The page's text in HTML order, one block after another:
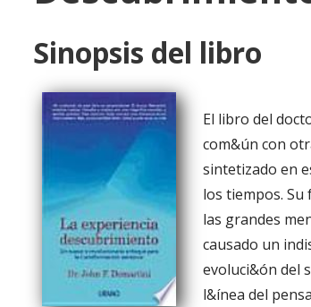
Sinopsis del libro
El libro del
com&ún con
sintetizado en
los tiempos.
las grandes
causado un
evoluci&ón del
l&ínea del